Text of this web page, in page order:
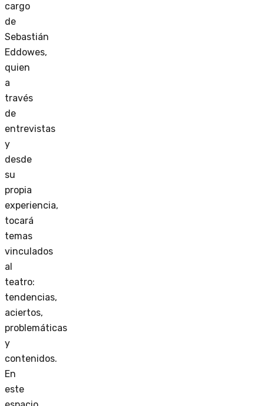
cargo
de
Sebastián
Eddowes,
quien
a
través
de
entrevistas
y
desde
su
propia
experiencia,
tocará
temas
vinculados
al
teatro:
tendencias,
aciertos,
problemáticas
y
contenidos.
En
este